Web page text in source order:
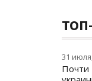
31
Почти